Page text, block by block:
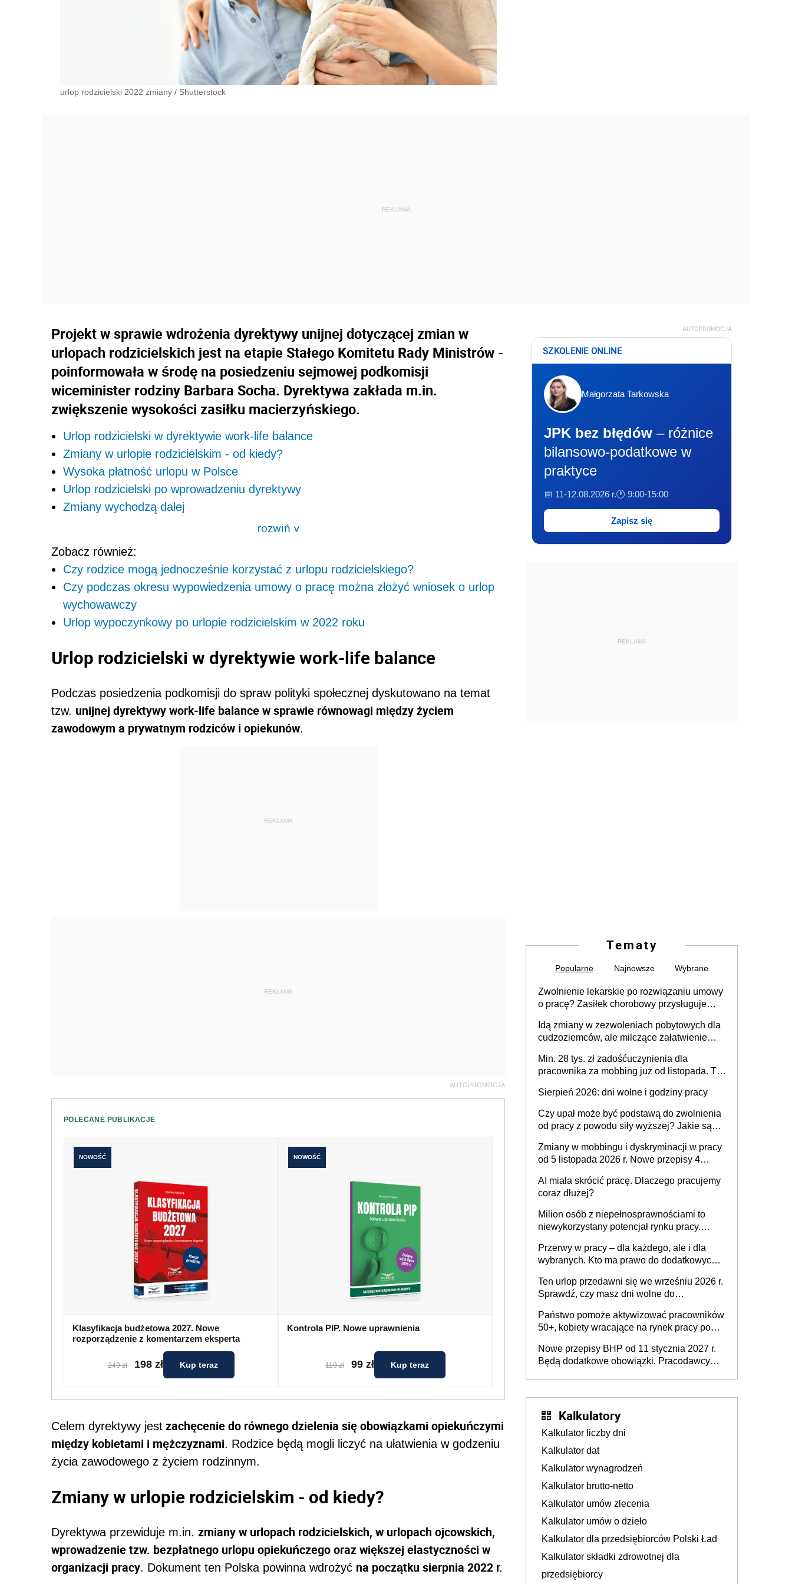
urlop rodzicielski 2022 zmiany / Shutterstock
Projekt w sprawie wdrożenia dyrektywy unijnej dotyczącej zmian w
urlopach rodzicielskich jest na etapie Stałego Komitetu Rady Ministrów -
poinformowała w środę na posiedzeniu sejmowej podkomisji
wiceminister rodziny Barbara Socha. Dyrektywa zakłada m.in.
zwiększenie wysokości zasiłku macierzyńskiego.
Urlop rodzicielski w dyrektywie work-life balance
Zmiany w urlopie rodzicielskim - od kiedy?
Wysoka płatność urlopu w Polsce
Urlop rodzicielski po wprowadzeniu dyrektywy
Zmiany wychodzą dalej
rozwiń>
Zobacz również:
Czy rodzice mogą jednocześnie korzystać z urlopu rodzicielskiego?
Czy podczas okresu wypowiedzenia umowy o pracę można złożyć wniosek o urlop
wychowawczy
Urlop wypoczynkowy po urlopie rodzicielskim w 2022 roku
Urlop rodzicielski w dyrektywie work-life balance
Podczas posiedzenia podkomisji do spraw polityki społecznej dyskutowano na temat
tzw. unijnej dyrektywy work-life balance w sprawie równowagi między życiem
zawodowym a prywatnym rodziców i opiekunów.
REKLAMA
REKLAMA
AUTOPROMOCJA
POLECANE PUBLIKACJE
NOWOŚĆ
Klasyfikacja budżetowa 2027. Nowe
rozporządzenie z komentarzem eksperta
249 zł 198 zł Kup teraz
NOWOŚĆ
Kontrola PIP. Nowe uprawnienia
119 zł 99 zł Kup teraz
Celem dyrektywy jest zachęcenie do równego dzielenia się obowiązkami opiekuńczymi
między kobietami i mężczyznami. Rodzice będą mogli liczyć na ułatwienia w godzeniu
życia zawodowego z życiem rodzinnym.
Zmiany w urlopie rodzicielskim - od kiedy?
Dyrektywa przewiduje m.in. zmiany w urlopach rodzicielskich, w urlopach ojcowskich,
wprowadzenie tzw. bezpłatnego urlopu opiekuńczego oraz większej elastyczności w
organizacji pracy. Dokument ten Polska powinna wdrożyć na początku sierpnia 2022 r.
AUTOPROMOCJA
SZKOLENIE ONLINE
Małgorzata Tarkowska
JPK bez błędów – różnice
bilansowo-podatkowe w
praktyce
📅 11-12.08.2026 r.🕐 9:00-15:00
Zapisz się
REKLAMA
Tematy
Popularne Najnowsze Wybrane
Zwolnienie lekarskie po rozwiązaniu umowy
o pracę? Zasiłek chorobowy przysługuje
dni od ustania stosunku pracy
Idą zmiany w zezwoleniach pobytowych dla
cudzoziemców, ale milczące załatwienie
Min. 28 tys. zł zadośćuczynienia dla
pracownika za mobbing już od listopada. To
zespołu
Sierpień 2026: dni wolne i godziny pracy
Czy upał może być podstawą do zwolnienia
od pracy z powodu siły wyższej? Jakie są
Zmiany w mobbingu i dyskryminacji w pracy
od 5 listopada 2026 r. Nowe przepisy 4
Ustaw
AI miała skrócić pracę. Dlaczego pracujemy
coraz dłużej?
Milion osób z niepełnosprawnościami to
niewykorzystany potencjał rynku pracy.
dofinansowań czy refundacji, ale bariery po
stronie systemu i świadomości
pracodawców [WYWIAD]
Przerwy w pracy – dla każdego, ale i dla
wybranych. Kto ma prawo do dodatkowych
Ten urlop przedawni się we wrześniu 2026 r.
Sprawdź, czy masz dni wolne do
Państwo pomoże aktywizować pracowników
50+, kobiety wracające na rynek pracy po
osoby neuroatypowe. Powstanie Fundusz
na rzecz Inkluzywności w Zatrudnianiu?
Nowe przepisy BHP od 11 stycznia 2027 r.
Będą dodatkowe obowiązki. Pracodawcy
Kalkulatory
Kalkulator liczby dni
Kalkulator dat
Kalkulator wynagrodzeń
Kalkulator brutto-netto
Kalkulator umów zlecenia
Kalkulator umów o dzieło
Kalkulator dla przedsiębiorców Polski Ład
Kalkulator składki zdrowotnej dla
przedsiębiorcy